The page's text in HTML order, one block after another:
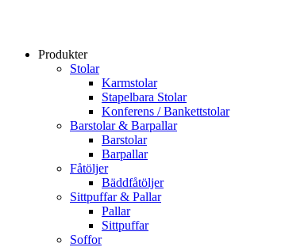
Produkter
Stolar
Karmstolar
Stapelbara Stolar
Konferens / Bankettstolar
Barstolar & Barpallar
Barstolar
Barpallar
Fåtöljer
Bäddfåtöljer
Sittpuffar & Pallar
Pallar
Sittpuffar
Soffor